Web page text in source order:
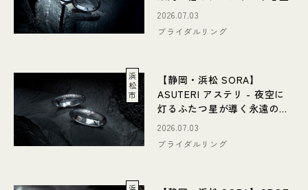
2026.07.03
ブライダルリング
浜
松
市
【静岡・浜松 SORA】
ASUTERI アステリ - 夜空に
灯るふたつ星が導く永遠のき
らめき
2026.07.03
ブライダルリング